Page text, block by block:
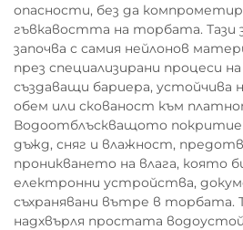
опасности, без да
гъвкавостта на торбата.
започва с самия нейлонов
през специализирани процеси
създаващи бариера, устойчива
обем или скованост към
Водоотблъскващото покритие
дъжд, сняг и влажност,
проникването на влага, която
електронни устройства,
съхранявани вътре в торбата.
надхвърля простата